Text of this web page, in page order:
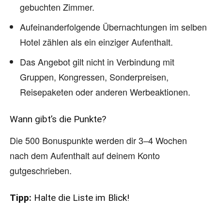
gebuchten Zimmer.
Aufeinanderfolgende Übernachtungen im selben
Hotel zählen als ein einziger Aufenthalt.
Das Angebot gilt nicht in Verbindung mit
Gruppen, Kongressen, Sonderpreisen,
Reisepaketen oder anderen Werbeaktionen.
Wann gibt’s die Punkte?
Die 500 Bonuspunkte werden dir 3–4 Wochen
nach dem Aufenthalt auf deinem Konto
gutgeschrieben.
Tipp: Halte die Liste im Blick!